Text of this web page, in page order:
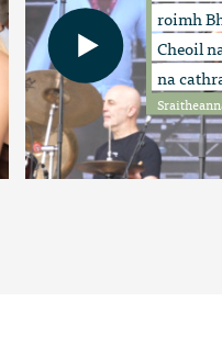
roimh
Cheoil
na